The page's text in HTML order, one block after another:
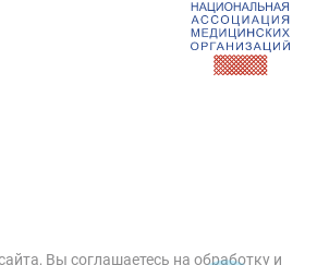
Вы соглашаетесь на обработку и